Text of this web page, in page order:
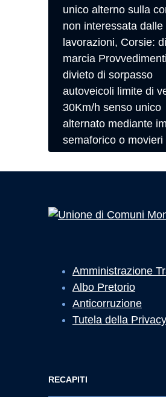
unico alterno sulla
non interessata dalle
lavorazioni, Corsie: di
marcia
divieto di sorpasso
autoveicoli limite di
30Km/h senso unico
alternato mediante
semaforico o movieri
Amministrazione
Albo Pretorio
Anticorruzione
Tutela della Privacy
RECAPITI